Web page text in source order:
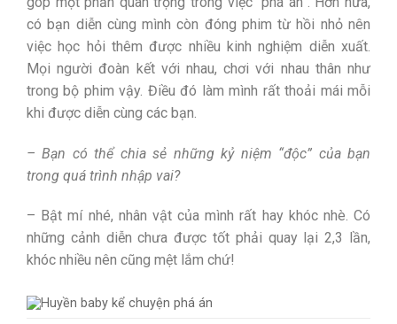
có bạn diễn cùng mình còn đóng phim từ hồi nhỏ nên
việc học hỏi thêm được nhiều kinh nghiệm diễn xuất.
Mọi người đoàn kết với nhau, chơi với nhau thân như
trong bộ phim vậy. Điều đó làm mình rất thoải mái mỗi
khi được diễn cùng các bạn.
– Bạn có thể chia sẻ những kỷ niệm “độc” của bạn
trong quá trình nhập vai?
– Bật mí nhé, nhân vật của mình rất hay khóc nhè. Có
những cảnh diễn chưa được tốt phải quay lại 2,3 lần,
khóc nhiều nên cũng mệt lắm chứ!